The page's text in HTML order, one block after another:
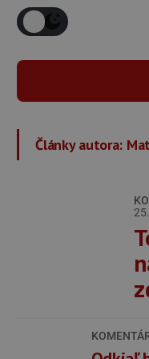
Články autora: